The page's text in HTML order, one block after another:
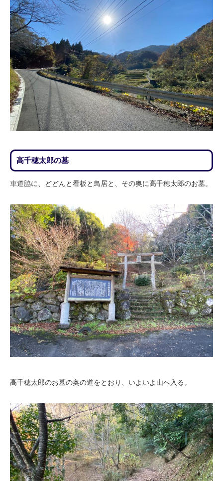
高千穂太郎の墓
車道脇に、どどんと看板と鳥居と、その奥に高千穂太郎のお墓。
高千穂太郎のお墓の奥の道をとおり、いよいよ山へ入る。